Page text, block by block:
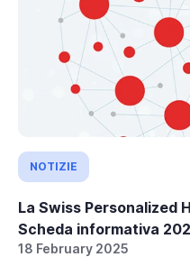
NOTIZIE
La Swiss Personalized
Scheda informativa
18 February 2025